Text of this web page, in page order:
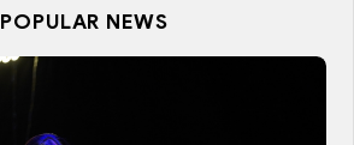
POPULAR NEWS